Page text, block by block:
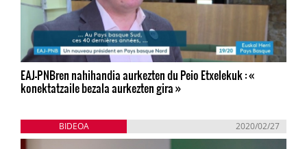
EAJ-PNBren nahihandia aurkezten du Peio Etxelekuk : «
konektatzaile bezala aurkezten gira »
BIDEOA 2020/02/27